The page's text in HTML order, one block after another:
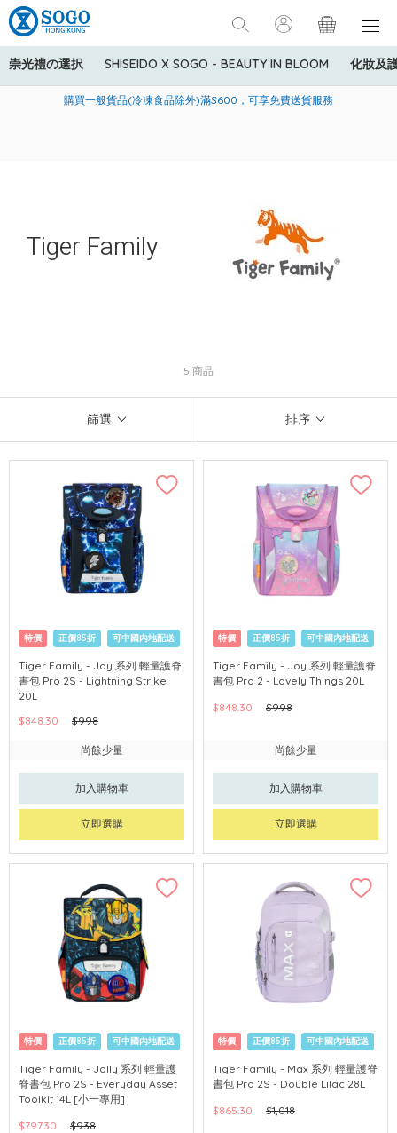
崇光禮の選択 SHISEIDO X SOGO - BEAUTY IN BLOOM 化妝及
美國運通Explorer®信用卡會員購物禮遇：高達5%簽賬回贈！
購買一般貨品(冷凍食品除外)滿$600，可享免費送貨服務
寄送中國內地服務只適用於指定商品，若訂單金額少於HK$600(折
Tiger Family
5 商品
篩選 排序
特價 正價85折 可中國內地配送
Tiger Family - Joy 系列 輕量護脊
書包 Pro 2S - Lightning Strike
20L
$848.30
$998
尚餘少量
加入購物車
立即選購
特價 正價85折 可中國內地配送
Tiger Family - Joy 系列 輕量護脊
書包 Pro 2 - Lovely Things 20L
$848.30
$998
尚餘少量
加入購物車
立即選購
特價 正價85折 可中國內地配送
Tiger Family - Jolly 系列 輕量護
脊書包 Pro 2S - Everyday Asset
Toolkit 14L [小一專用]
$797.30
$938
特價 正價85折 可中國內地配送
Tiger Family - Max 系列 輕量護脊
書包 Pro 2S - Double Lilac 28L
$865.30
$1,018